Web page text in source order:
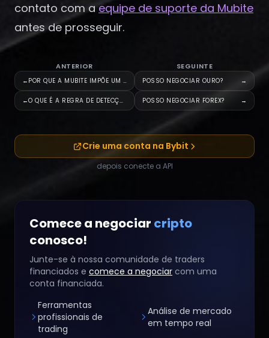
contato com a equipe de suporte da Mubite
antes de prosseguir.
ANTERIOR
← POR QUE A MUBITE IMPÕE UM LIMI
← O QUE É A REGRA DE DETECÇÃO DE
SEGUINTE
POSSO NEGOCIAR OURO? →
POSSO NEGOCIAR FOREX? →
Crie uma conta na Bybit
depois conecte a API
Comece a negociar cripto
conosco!
Junte-se à nossa comunidade de traders
financiados e comece a negociar com uma
conta financiada.
Ferramentas
profissionais de
trading
Análise de mercado
em tempo real